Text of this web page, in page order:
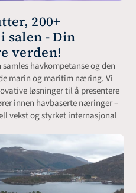
200+
salen - Din
verden!
havkompetanse og den
marin og maritim næring. Vi
løsninger til å presentere
innen havbaserte næringer –
vekst og styrket internasjonal